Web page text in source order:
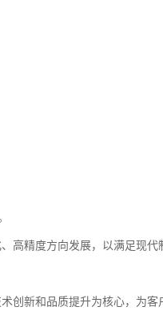
高精度方向发展，以满足现
创新和品质提升为核心，为客